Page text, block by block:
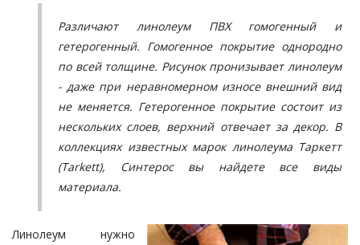
Различают линолеум ПВХ гомогенный и
гетерогенный. Гомогенное покрытие однородно
по всей толщине. Рисунок пронизывает линолеум
- даже при неравномерном износе внешний вид
не меняется. Гетерогенное покрытие состоит из
нескольких слоев, верхний отвечает за декор. В
коллекциях известных марок линолеума Таркетт
(Tarkett), Синтерос вы найдете все виды
материала.
Линолеум нужно